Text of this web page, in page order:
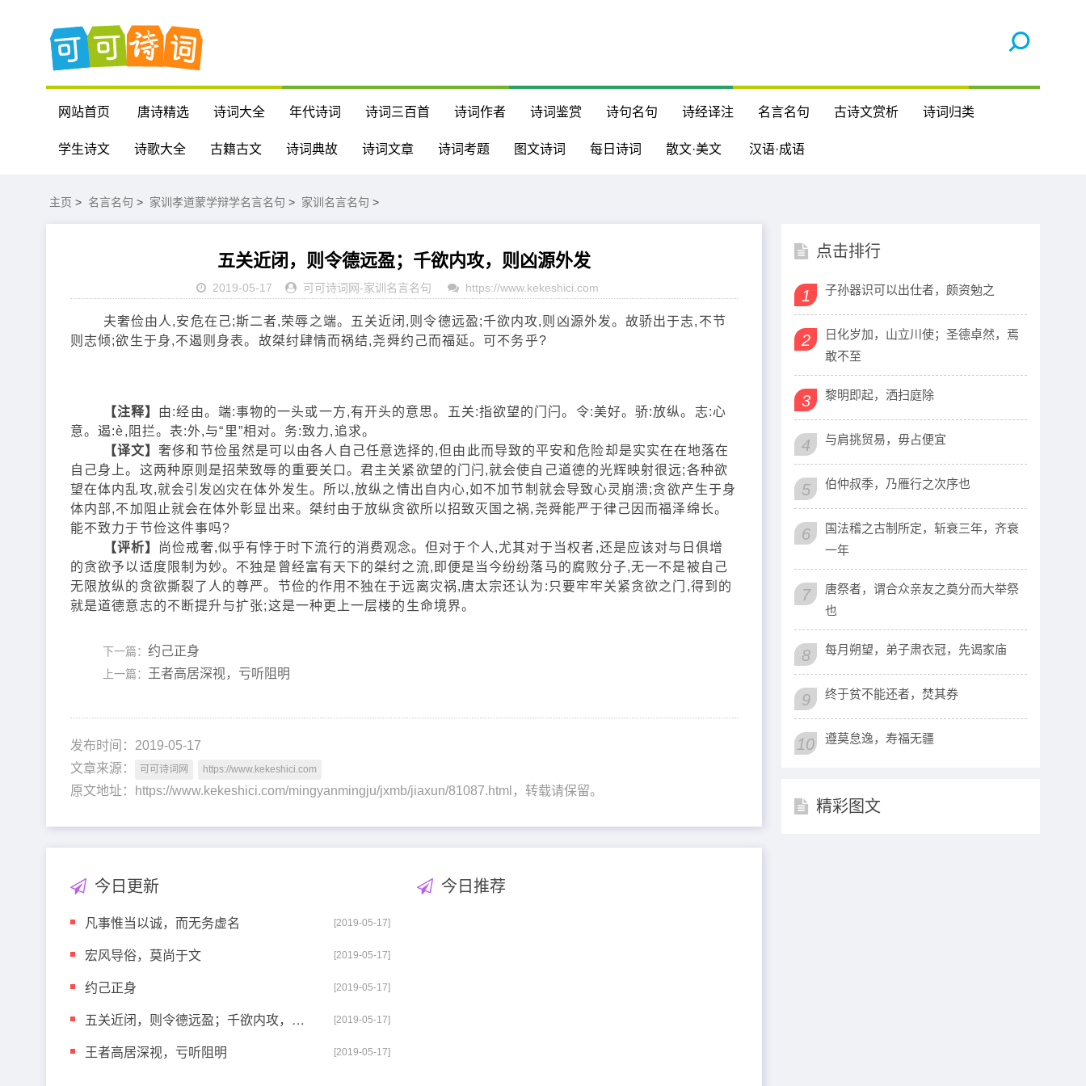
网站首页 唐诗精选 诗词大全 年代诗词 诗词三百首 诗词作者 诗词鉴赏 诗句名句 诗经译注 名言名句 古诗文赏析 诗词归类
学生诗文 诗歌大全 古籍古文 诗词典故 诗词文章 诗词考题 图文诗词 每日诗词 散文·美文 汉语·成语
主页 > 名言名句 > 家训孝道蒙学辩学名言名句 > 家训名言名句 >
五关近闭，则令德远盈；千欲内攻，则凶源外发
2019-05-17 可可诗词网-家训名言名句 https://www.kekeshici.com
夫奢俭由人,安危在己;斯二者,荣辱之端。五关近闭,则令德远盈;千欲内攻,则凶源外发。故骄出于志,不节
则志倾;欲生于身,不遏则身表。故桀纣肆情而祸结,尧舜约己而福延。可不务乎?
【注释】 由:经由。端:事物的一头或一方,有开头的意思。五关:指欲望的门闩。令:美好。骄:放纵。志:心
意。遏:è,阻拦。表:外,与“里”相对。务:致力,追求。
【译文】奢侈和节俭虽然是可以由各人自己任意选择的,但由此而导致的平安和危险却是实实在在地落在
自己身上。这两种原则是招荣致辱的重要关口。君主关紧欲望的门闩,就会使自己道德的光辉映射很远;各种欲
望在体内乱攻,就会引发凶灾在体外发生。所以,放纵之情出自内心,如不加节制就会导致心灵崩溃;贪欲产生于身
体内部,不加阻止就会在体外彰显出来。桀纣由于放纵贪欲所以招致灭国之祸,尧舜能严于律己因而福泽绵长。
能不致力于节俭这件事吗?
【评析】
尚俭戒奢,似乎有悖于时下流行的消费观念。但对于个人,尤其对于当权者,还是应该对与日俱增
的贪欲予以适度限制为妙。不独是曾经富有天下的桀纣之流,即便是当今纷纷落马的腐败分子,无一不是被自己
无限放纵的贪欲撕裂了人的尊严。节俭的作用不独在于远离灾祸,唐太宗还认为:只要牢牢关紧贪欲之门,得到的
就是道德意志的不断提升与扩张;这是一种更上一层楼的生命境界。
下一篇： 约己正身
上一篇： 王者高居深视，亏听阻明
发布时间：2019-05-17
文章来源：
可可诗词网 https://www.kekeshici.com
原文地址：https://www.kekeshici.com/mingyanmingju/jxmb/jiaxun/81087.html，转载请保留。
今日更新
凡事惟当以诚，而无务虚名 [2019-05-17]
宏风导俗，莫尚于文 [2019-05-17]
约己正身 [2019-05-17]
五关近闭，则令德远盈；千欲内攻，则凶源外发 [2019-05-17]
王者高居深视，亏听阻明 [2019-05-17]
今日推荐
点击排行
1 子孙器识可以出仕者，颇资勉之
2
日化岁加，山立川使；圣德卓然，焉
敢不至
3 黎明即起，洒扫庭除
4 与肩挑贸易，毋占便宜
5 伯仲叔季，乃雁行之次序也
6
国法稽之古制所定，斩衰三年，齐衰
一年
7
唐祭者，谓合众亲友之奠分而大举祭
也
8 每月朔望，弟子肃衣冠，先谒家庙
9 终于贫不能还者，焚其券
10 遵莫怠逸，寿福无疆
精彩图文